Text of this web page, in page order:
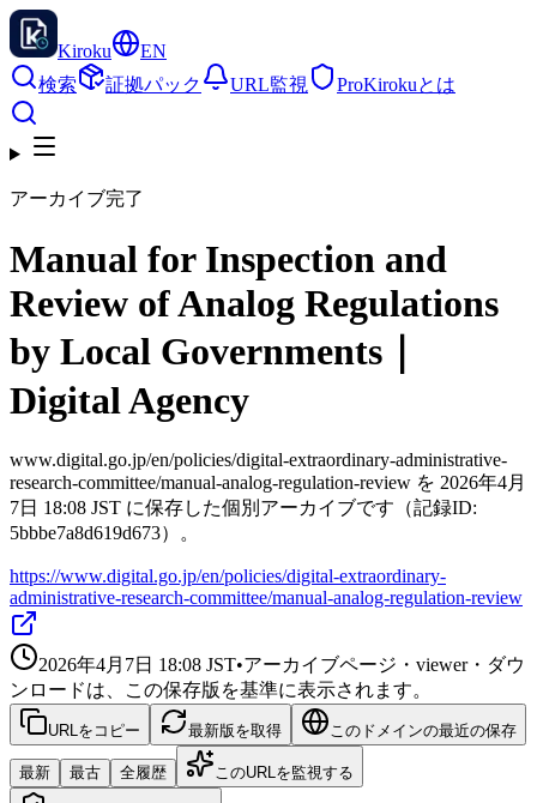
Kiroku
EN
検索
証拠パック URL監視 ProKirokuとは
アーカイブ完了
Manual for Inspection and
Review of Analog Regulations
by Local Governments｜
Digital Agency
www.digital.go.jp/en/policies/digital-extraordinary-administrative-
research-committee/manual-analog-regulation-review を 2026年4月
7日 18:08 JST に保存した個別アーカイブです（記録ID:
5bbbe7a8d619d673）。
https://www.digital.go.jp/en/policies/digital-extraordinary-
administrative-research-committee/manual-analog-regulation-review
2026年4月7日 18:08 JST•アーカイブページ・viewer・ダウ
ンロードは、この保存版を基準に表示されます。
URLをコピー 最新版を取得 このドメインの最近の保存
最新 最古 全履歴 このURLを監視する